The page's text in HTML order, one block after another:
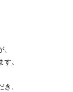
。
、